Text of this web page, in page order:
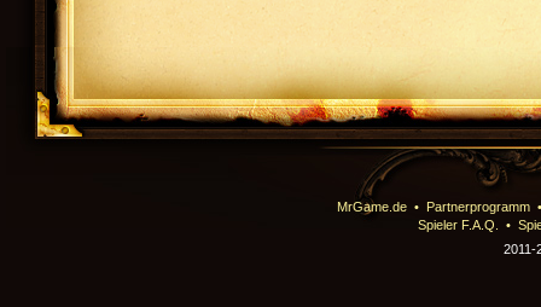
MrGame.de• Partnerprogramm
Spieler F.A.Q.
•
2011-